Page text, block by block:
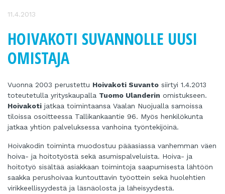
11.4.2013
HOIVAKOTI SUVANNOLLE UUSI
OMISTAJA
Vuonna 2003 perustettu Hoivakoti Suvanto siirtyi 1.4.2013
toteutetulla yrityskaupalla Tuomo Ulanderin omistukseen.
Hoivakoti jatkaa toimintaansa Vaalan Nuojualla samoissa
tiloissa osoitteessa Tallikankaantie 96. Myös henkilökunta
jatkaa yhtiön palveluksessa vanhoina työntekijöinä.
Hoivakodin toiminta muodostuu pääasiassa vanhemman väen
hoiva- ja hoitotyöstä sekä asumispalveluista. Hoiva- ja
hoitotyö sisältää asiakkaan toimintoja saapumisesta lähtöön
saakka perushoivaa kuntouttavin työottein sekä huolehtien
virikkeellisyydestä ja läsnäolosta ja läheisyydestä.